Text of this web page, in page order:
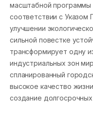
масштабной программы
соответствии с
улучшении
сильной повестке
трансформирует одну
индустриальных зон
спланированный
высокое качество
создание